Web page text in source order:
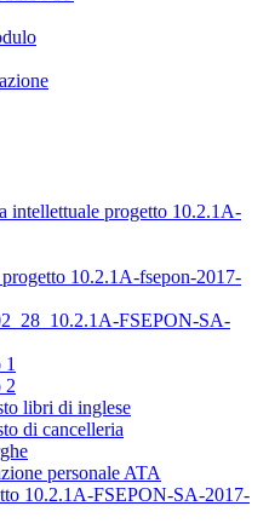
intellettuale progetto 10.2.1A-
10.2.1A-fsepon-2017-
FSEPON-SA-
2
libri di inglese
di cancelleria
personale ATA
10.2.1A-FSEPON-SA-2017-